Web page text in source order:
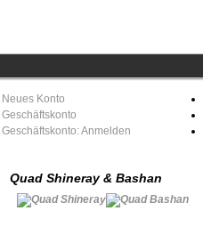
Neues Konto
Geschäftskonto
Geschäftskonto: Anmelden
Quad Shineray & Bashan